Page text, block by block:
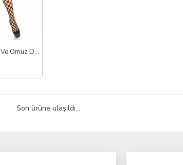
Geniş Fileli Göğüs Ve Omuz Dekolteli Fantezi Vücut Çorabı
Son ürüne ulaşıldı...